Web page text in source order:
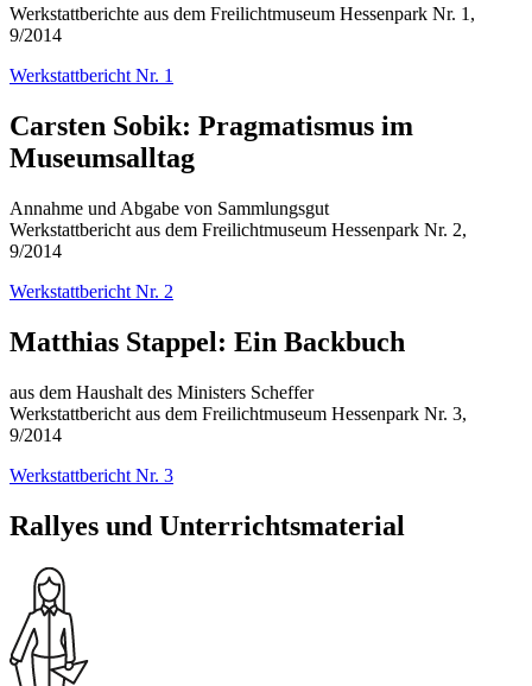
Werkstattberichte aus dem Freilichtmuseum Hessenpark Nr. 1,
9/2014
Werkstattbericht Nr. 1
Carsten Sobik: Pragmatismus im
Museumsalltag
Annahme und Abgabe von Sammlungsgut
Werkstattbericht aus dem Freilichtmuseum Hessenpark Nr. 2,
9/2014
Werkstattbericht Nr. 2
Matthias Stappel: Ein Backbuch
aus dem Haushalt des Ministers Scheffer
Werkstattbericht aus dem Freilichtmuseum Hessenpark Nr. 3,
9/2014
Werkstattbericht Nr. 3
Rallyes und Unterrichtsmaterial